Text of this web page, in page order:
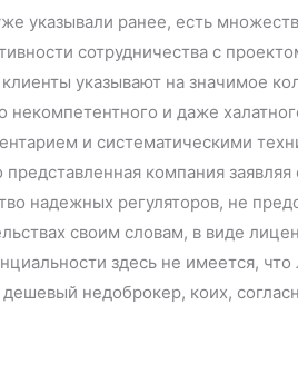
указывали ранее, есть
сотрудничества с
указывают на значимое
некомпетентного и даже
и систематическими
представленная компания
надежных регуляторов, не
своим словам, в виде
здесь не имеется,
дешевый недоброкер, коих,